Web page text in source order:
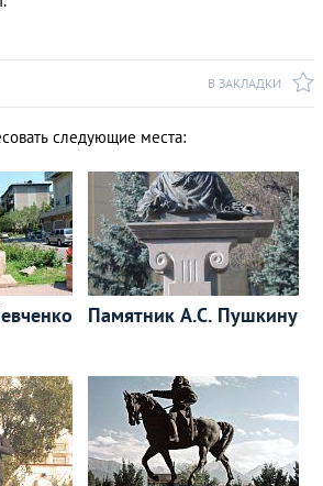
В ЗАКЛАДКИ
следующие места:
Памятник А.С. Пушкину